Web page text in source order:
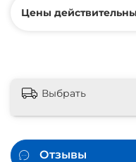
Цены
Выбрать
Отзывы